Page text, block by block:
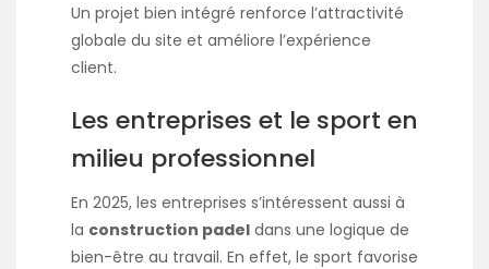
Un projet bien intégré renforce l’attractivité
globale du site et améliore l’expérience
client.
Les entreprises et le sport en
milieu professionnel
En 2025, les entreprises s’intéressent aussi à
la construction padel dans une logique de
bien-être au travail. En effet, le sport favorise